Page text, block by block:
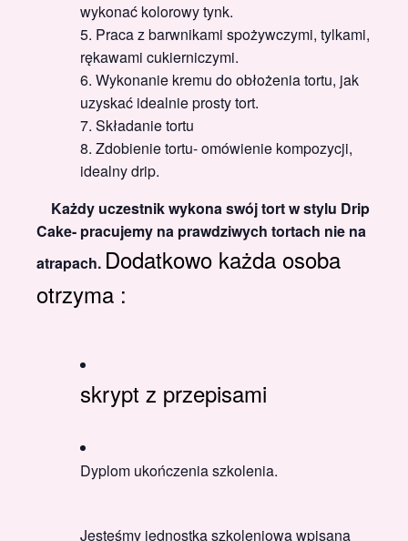
wykonać kolorowy tynk.
Praca z barwnikami spożywczymi, tylkami,
rękawami cukierniczymi.
Wykonanie kremu do obłożenia tortu, jak
uzyskać idealnie prosty tort.
Składanie tortu
Zdobienie tortu- omówienie kompozycji,
idealny drip.
Każdy uczestnik wykona swój tort w stylu Drip
Cake- pracujemy na prawdziwych tortach nie na
atrapach. Dodatkowo każda osoba
otrzyma :
skrypt z przepisami
Dyplom ukończenia szkolenia.
Jesteśmy jednostką szkoleniową wpisaną